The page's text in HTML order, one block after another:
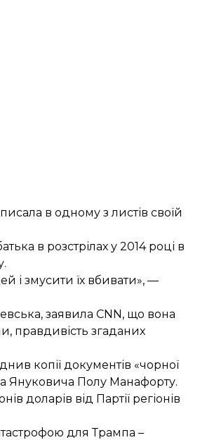
в одному з листів своїй
в розстрілах у 2014 році в
і змусити їх вбивати», —
заявила CNN, що вона
правдивість згаданих
копії документів «чорної
Януковича Полу Манафорту.
доларів від Партії регіонів
для Трампа –